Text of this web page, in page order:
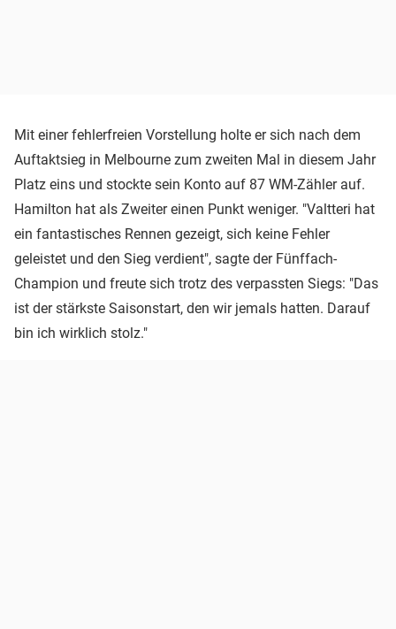
Mit einer fehlerfreien Vorstellung holte er sich nach dem
Auftaktsieg in Melbourne zum zweiten Mal in diesem Jahr
Platz eins und stockte sein Konto auf 87 WM-Zähler auf.
Hamilton hat als Zweiter einen Punkt weniger. "Valtteri hat
ein fantastisches Rennen gezeigt, sich keine Fehler
geleistet und den Sieg verdient", sagte der Fünffach-
Champion und freute sich trotz des verpassten Siegs: "Das
ist der stärkste Saisonstart, den wir jemals hatten. Darauf
bin ich wirklich stolz."